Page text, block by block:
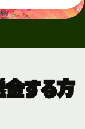
金する方